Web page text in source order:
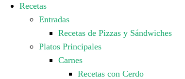
Recetas
Entradas
Recetas de Pizzas y Sándwiches
Platos Principales
Carnes
Recetas con Cerdo